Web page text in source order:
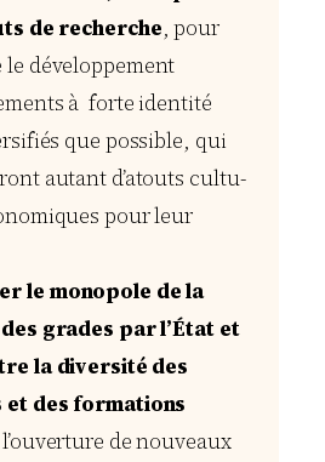
de recherche, pour
développement
à forte identité
que possible, qui
autant d’atouts cultu­
pour leur
le monopole de la
grades par l’État et
la diversité des
et des formations
de nouveaux